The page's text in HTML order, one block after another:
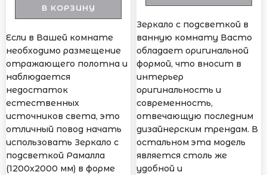
В КОРЗИНУ
Если в Вашей комнате
необходимо размещение
отражающего полотна и
наблюдается
недостаток
естественных
источников света, это
отличный повод начать
использовать Зеркало с
подсветкой Рамалла
(1200х2000 мм) в форме
Зеркало с подсветкой в
ванную комнату Васто
обладает оригинальной
формой, что вносит в
интерьер
оригинальность и
современность,
отвечающую последним
дизайнерским трендам. В
остальном эта модель
является столь же
удобной и